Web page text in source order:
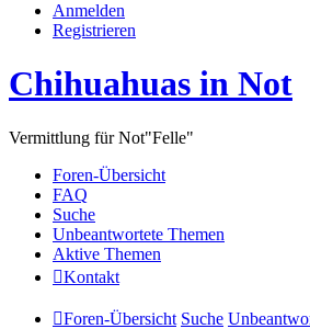
Anmelden
Registrieren
Chihuahuas in Not
Vermittlung für Not"Felle"
Foren-Übersicht
FAQ
Suche
Unbeantwortete Themen
Aktive Themen
Kontakt
Foren-Übersicht Suche